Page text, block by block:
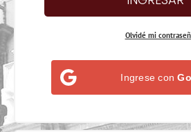
Olvidé mi
Ingrese con